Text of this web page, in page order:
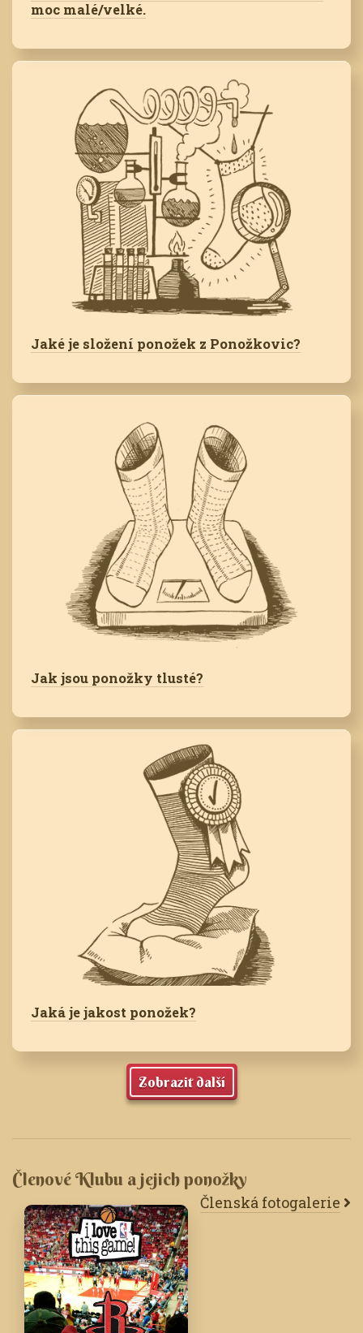
moc malé/velké.
Jaké je složení ponožek z Ponožkovic?
Jak jsou ponožky tlusté?
Jaká je jakost ponožek?
Zobrazit další
Členové Klubu a jejich ponožky
Členská fotogalerie